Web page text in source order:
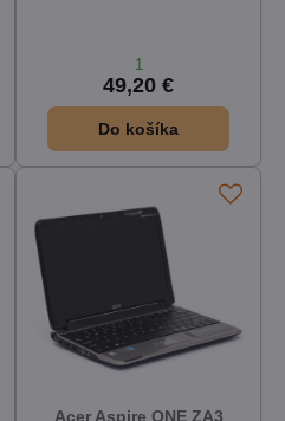
1
49,20 €
Do košíka
Acer Aspire ONE ZA3